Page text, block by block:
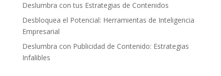
Deslumbra con tus Estrategias de Contenidos
Desbloquea el Potencial: Herramientas de Inteligencia
Empresarial
Deslumbra con Publicidad de Contenido: Estrategias
Infalibles